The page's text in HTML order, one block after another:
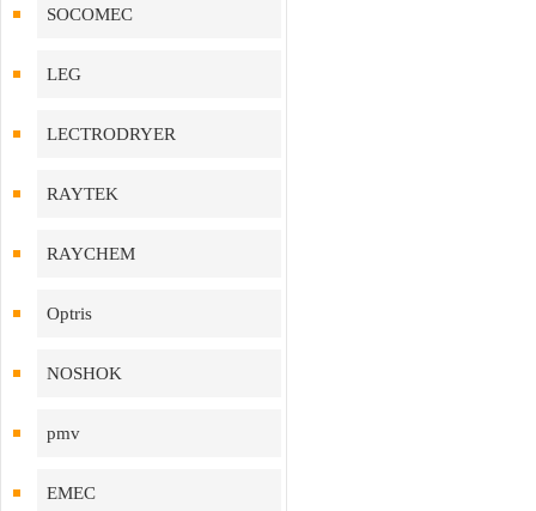
SOCOMEC
LEG
LECTRODRYER
RAYTEK
RAYCHEM
Optris
NOSHOK
pmv
EMEC